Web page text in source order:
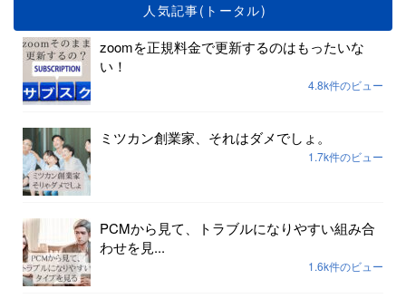
人気記事(トータル)
zoomを正規料金で更新するのはもったいな
い！
4.8k件のビュー
ミツカン創業家、それはダメでしょ。
1.7k件のビュー
PCMから見て、トラブルになりやすい組み合
わせを見...
1.6k件のビュー